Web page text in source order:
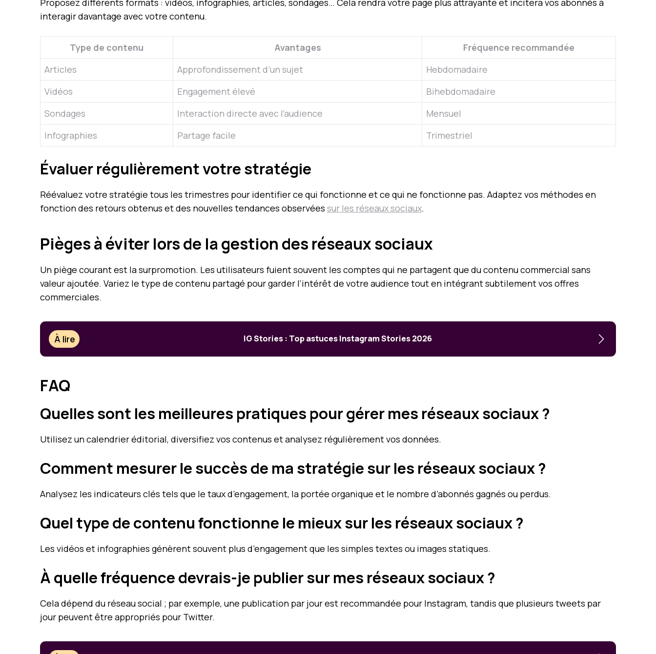
Proposez différents formats : vidéos, infographies, articles, sondages… Cela rendra votre page plus attrayante et incitera vos abonnés à
interagir davantage avec votre contenu.
Type de contenu Avantages
Fréquence recommandée
Articles
Approfondissement d’un sujet
Hebdomadaire
Vidéos
Engagement élevé
Bihebdomadaire
Sondages
Interaction directe avec l’audience
Mensuel
Infographies
Partage facile Trimestriel
Évaluer régulièrement votre stratégie
Réévaluez votre stratégie tous les trimestres pour identifier ce qui fonctionne et ce qui ne fonctionne pas. Adaptez vos méthodes en
fonction des retours obtenus et des nouvelles tendances observées sur les réseaux sociaux.
Pièges à éviter lors de la gestion des réseaux sociaux
Un piège courant est la surpromotion. Les utilisateurs fuient souvent les comptes qui ne partagent que du contenu commercial sans
valeur ajoutée. Variez le type de contenu partagé pour garder l’intérêt de votre audience tout en intégrant subtilement vos offres
commerciales.
À lire IG Stories : Top astuces Instagram Stories 2026
FAQ
Quelles sont les meilleures pratiques pour gérer mes réseaux sociaux ?
Utilisez un calendrier éditorial, diversifiez vos contenus et analysez régulièrement vos données.
Comment mesurer le succès de ma stratégie sur les réseaux sociaux ?
Analysez les indicateurs clés tels que le taux d’engagement, la portée organique et le nombre d’abonnés gagnés ou perdus.
Quel type de contenu fonctionne le mieux sur les réseaux sociaux ?
Les vidéos et infographies génèrent souvent plus d’engagement que les simples textes ou images statiques.
À quelle fréquence devrais-je publier sur mes réseaux sociaux ?
Cela dépend du réseau social ; par exemple, une publication par jour est recommandée pour Instagram, tandis que plusieurs tweets par
jour peuvent être appropriés pour Twitter.